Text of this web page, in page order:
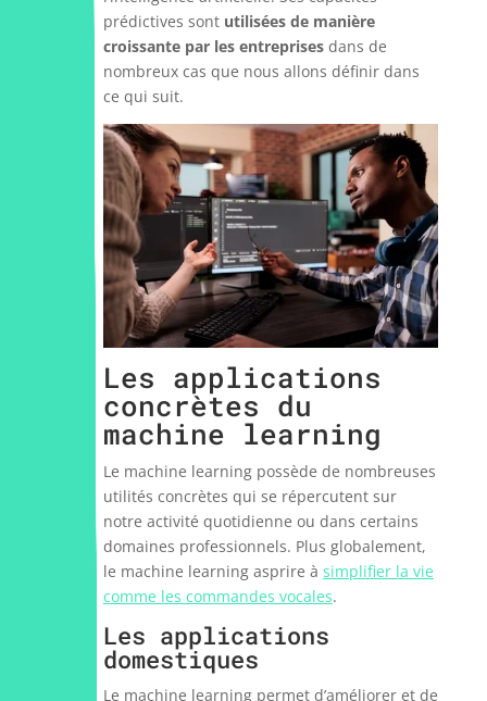
prédictives sont utilisées de manière
croissante par les entreprises dans de
nombreux cas que nous allons définir dans
ce qui suit.
Les applications
concrètes du
machine learning
Le machine learning possède de nombreuses
utilités concrètes qui se répercutent sur
notre activité quotidienne ou dans certains
domaines professionnels. Plus globalement,
le machine learning asprire à simplifier la vie
comme les commandes vocales.
Les applications
domestiques
Le machine learning permet d’améliorer et de